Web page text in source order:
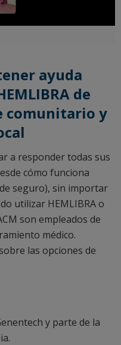
ayuda
de
comunitario y
a responder todas sus
cómo funciona
seguro), sin importar
utilizar HEMLIBRA o
son empleados de
médico.
las opciones de
y parte de la